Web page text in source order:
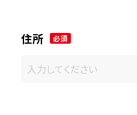
住所 必須